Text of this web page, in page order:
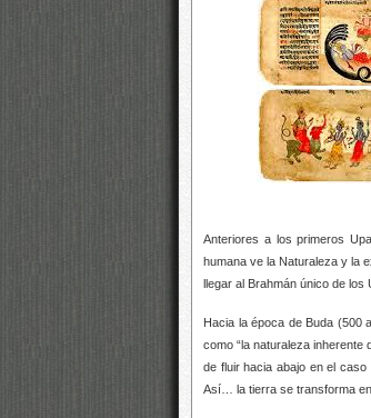
Anteriores a los primeros
humana ve la Naturaleza y la
llegar al Brahmán único de los
Hacia la época de Buda
como “la naturaleza inherente
de fluir hacia abajo en el
Así… la tierra se transforma